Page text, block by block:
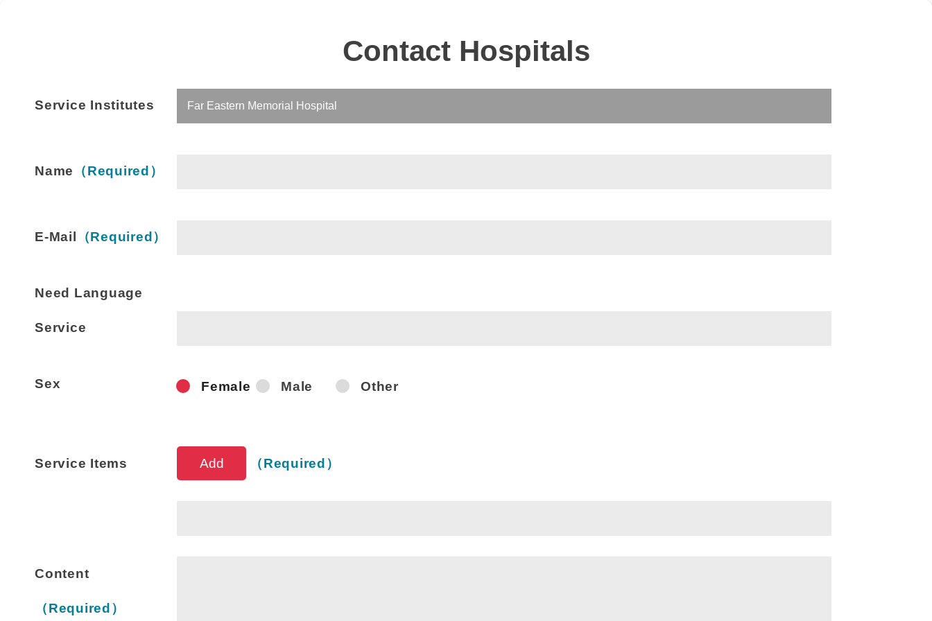
Contact Hospitals
Service Institutes
Name （Required）
E-Mail （Required）
Need Language
Service
Sex Female Male Other
Service Items （Required）
Content
（Required）